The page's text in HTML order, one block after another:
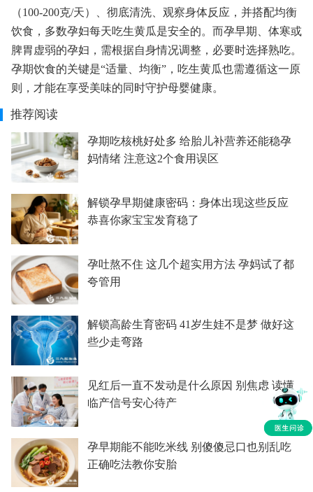
（100-200克/天）、彻底清洗、观察身体反应，并搭配均衡
饮食，多数孕妇每天吃生黄瓜是安全的。而孕早期、体寒或
脾胃虚弱的孕妇，需根据自身情况调整，必要时选择熟吃。
孕期饮食的关键是“适量、均衡”，吃生黄瓜也需遵循这一原
则，才能在享受美味的同时守护母婴健康。
推荐阅读
孕期吃核桃好处多 给胎儿补营养还能稳孕
妈情绪 注意这2个食用误区
解锁孕早期健康密码：身体出现这些反应
恭喜你家宝宝发育稳了
孕吐熬不住 这几个超实用方法 孕妈试了都
夸管用
解锁高龄生育密码 41岁生娃不是梦 做好这
些少走弯路
见红后一直不发动是什么原因 别焦虑 读懂
临产信号安心待产
孕早期能不能吃米线 别傻傻忌口也别乱吃
正确吃法教你安胎